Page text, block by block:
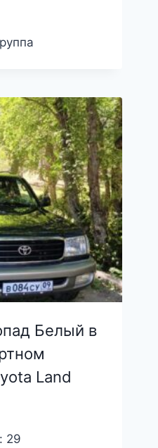
Белый в
Land
29